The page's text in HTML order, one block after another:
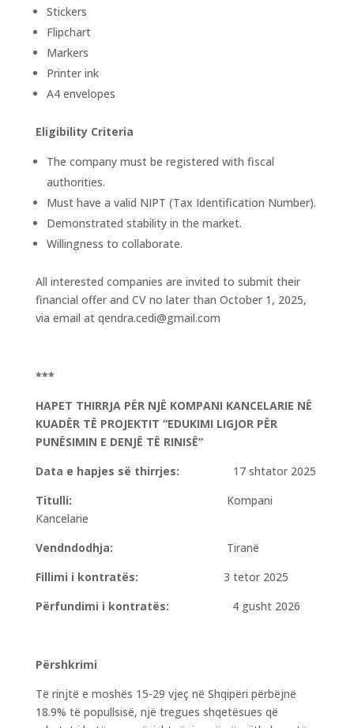
Stickers
Flipchart
Markers
Printer ink
A4 envelopes
Eligibility Criteria
The company must be registered with fiscal
authorities.
Must have a valid NIPT (Tax Identification Number).
Demonstrated stability in the market.
Willingness to collaborate.
All interested companies are invited to submit their
financial offer and CV no later than October 1, 2025,
via email at qendra.cedi@gmail.com
***
HAPET THIRRJA PËR NJË KOMPANI KANCELARIE NË
KUADËR TË PROJEKTIT “EDUKIMI LIGJOR PËR
PUNËSIMIN E DENJË TË RINISË”
Data e hapjes së thirrjes: 17 shtator 2025
Titulli: Kompani
Kancelarie
Vendndodhja: Tiranë
Fillimi i kontratës: 3 tetor 2025
Përfundimi i kontratës: 4 gusht 2026
Përshkrimi
Të rinjtë e moshës 15-29 vjeç në Shqipëri përbëjnë
18.9% të popullsisë, një tregues shqetësues që